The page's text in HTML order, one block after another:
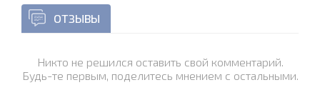
ОТЗЫВЫ
Никто не решился оставить свой комментарий.
Будь-те первым, поделитесь мнением с остальными.